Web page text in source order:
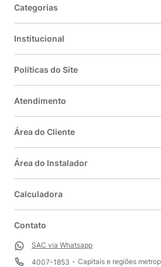
Categorias
Institucional
Políticas do Site
Atendimento
Área do Cliente
Área do Instalador
Calculadora
Contato
SAC via Whatsapp
4007-1853
Capitais e regiões